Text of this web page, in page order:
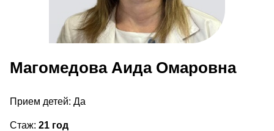
Магомедова Аида Омаровна
Прием детей: Да
Стаж: 21 год